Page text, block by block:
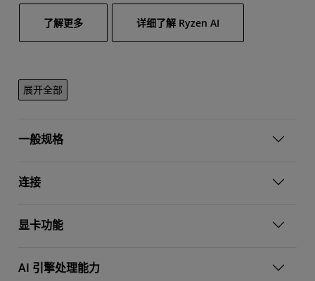
了解更多 详细了解 Ryzen AI
展开全部
一般规格
连接
显卡功能
AI 引擎处理能力